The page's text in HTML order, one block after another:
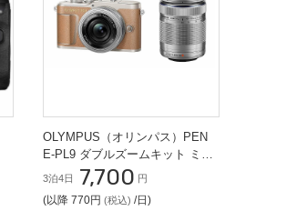
OLYMPUS（オリンパス）PEN
E-PL9 ダブルズームキット ミラ
ーレス一眼
3泊4日 7,700 円
(以降 770円 (税込) /日)